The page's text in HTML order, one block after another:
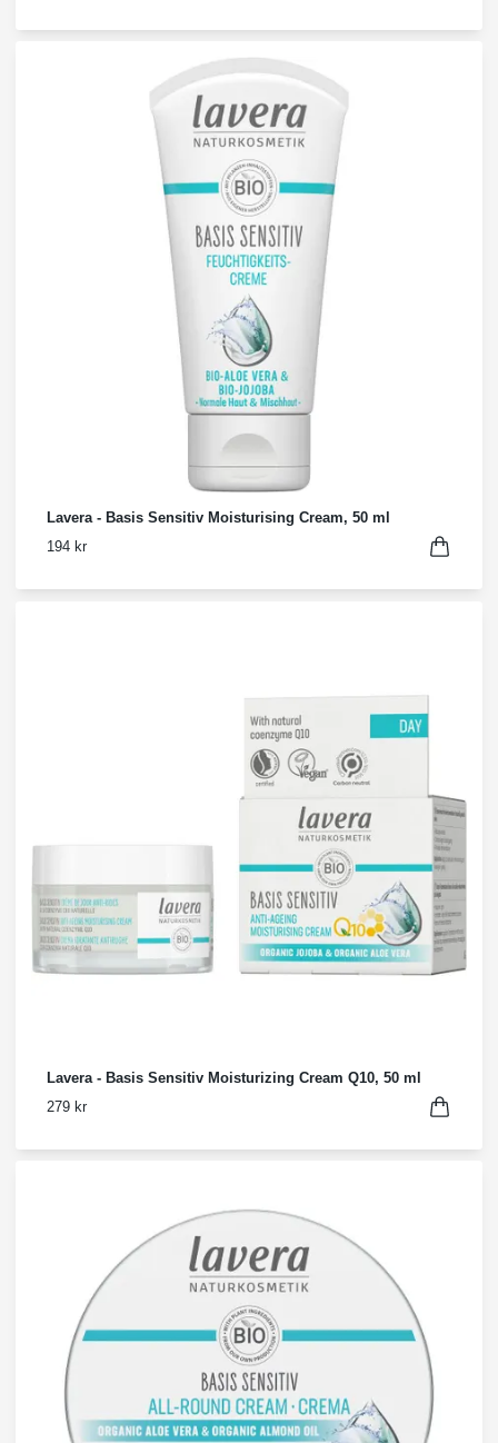
Lavera - Basis Sensitiv Moisturising Cream, 50 ml
194 kr
Lavera - Basis Sensitiv Moisturizing Cream Q10, 50 ml
279 kr